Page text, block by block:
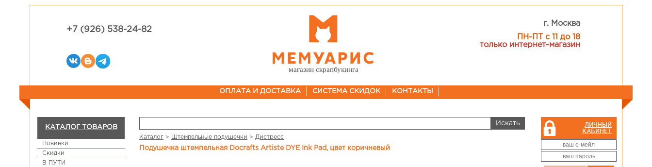
+7 (926) 538-24-82
магазин скрапбукинга
г. Москва
ПН-ПТ с 11 до 18
только интернет-магазин
ОПЛАТА И ДОСТАВКА СИСТЕМА СКИДОК КОНТАКТЫ
КАТАЛОГ ТОВАРОВ
Новинки
Скидки
В ПУТИ
ЛИЧНЫЙ
КАБИНЕТ
Каталог > Штемпельные подушечки > Дистресс
Подушечка штемпельная Docrafts Artiste DYE Ink Pad, цвет коричневый